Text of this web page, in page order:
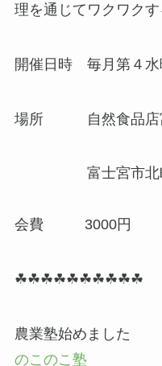
理を通じてワクワク
開催日時 毎月第４
場所 自然食品店
富士宮市北町
会費 3000円
☘☘☘☘☘☘☘☘☘☘
農業塾始めました
のこのこ塾